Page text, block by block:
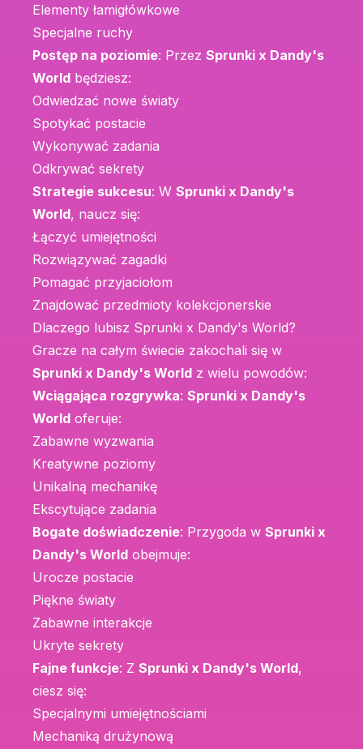
Elementy łamigłówkowe
Specjalne ruchy
Postęp na poziomie: Przez Sprunki x Dandy's
World będziesz:
Odwiedzać nowe światy
Spotykać postacie
Wykonywać zadania
Odkrywać sekrety
Strategie sukcesu: W Sprunki x Dandy's
World, naucz się:
Łączyć umiejętności
Rozwiązywać zagadki
Pomagać przyjaciołom
Znajdować przedmioty kolekcjonerskie
Dlaczego lubisz Sprunki x Dandy's World?
Gracze na całym świecie zakochali się w
Sprunki x Dandy's World z wielu powodów:
Wciągająca rozgrywka: Sprunki x Dandy's
World oferuje:
Zabawne wyzwania
Kreatywne poziomy
Unikalną mechanikę
Ekscytujące zadania
Bogate doświadczenie: Przygoda w Sprunki x
Dandy's World obejmuje:
Urocze postacie
Piękne światy
Zabawne interakcje
Ukryte sekrety
Fajne funkcje: Z Sprunki x Dandy's World,
ciesz się:
Specjalnymi umiejętnościami
Mechaniką drużynową